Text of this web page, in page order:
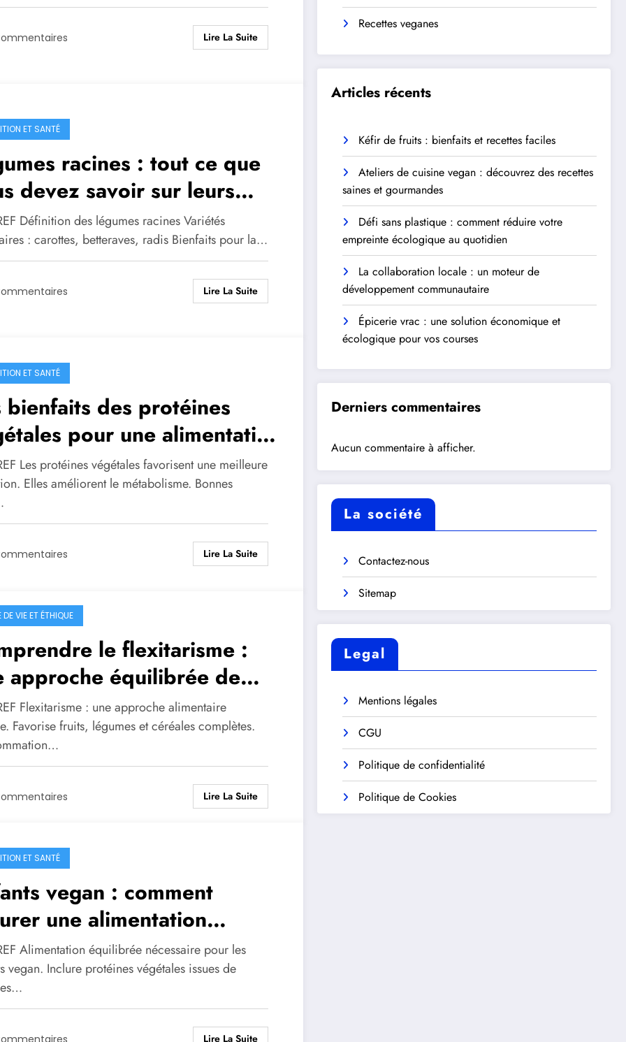
Lire La Suite
ET SANTÉ
racines : tout ce que
devez savoir sur leurs
et variétés
Définition des légumes racines Variétés
: carottes, betteraves, radis Bienfaits pour la…
Lire La Suite
ET SANTÉ
bienfaits des protéines
pour une alimentation
Les protéines végétales favorisent une meilleure
Elles améliorent le métabolisme. Bonnes
Lire La Suite
DE VIE ET ÉTHIQUE
le flexitarisme :
approche équilibrée de
Flexitarisme : une approche alimentaire
Favorise fruits, légumes et céréales complètes.
Lire La Suite
ET SANTÉ
vegan : comment
une alimentation
et saine
Alimentation équilibrée nécessaire pour les
vegan. Inclure protéines végétales issues de
Lire La Suite
Recettes veganes
Articles récents
Kéfir de fruits : bienfaits et recettes faciles
Ateliers de cuisine vegan : découvrez des recettes
saines et gourmandes
Défi sans plastique : comment réduire votre
empreinte écologique au quotidien
La collaboration locale : un moteur de
développement communautaire
Épicerie vrac : une solution économique et
écologique pour vos courses
Derniers commentaires
Aucun commentaire à afficher.
La société
Contactez-nous
Sitemap
Legal
Mentions légales
CGU
Politique de confidentialité
Politique de Cookies